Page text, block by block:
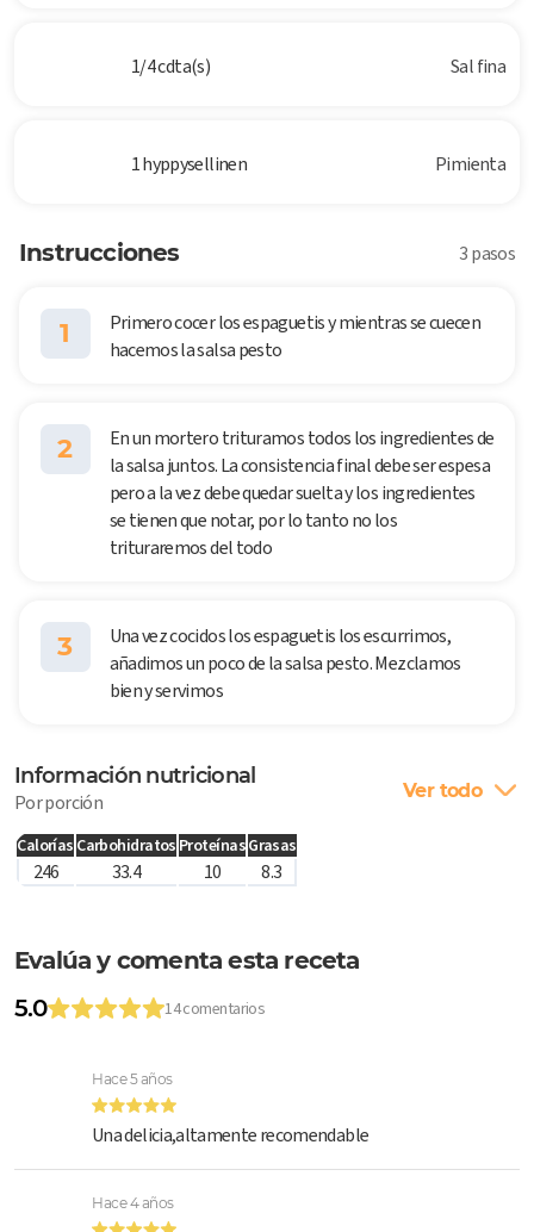
1/4 cdta(s) Sal fina
1 hyppysellinen Pimienta
Instrucciones 3 pasos
1
Primero cocer los espaguetis y mientras se cuecen
hacemos la salsa pesto
2
En un mortero trituramos todos los ingredientes de
la salsa juntos. La consistencia final debe ser espesa
pero a la vez debe quedar suelta y los ingredientes
se tienen que notar, por lo tanto no los
trituraremos del todo
3
Una vez cocidos los espaguetis los escurrimos,
añadimos un poco de la salsa pesto. Mezclamos
bien y servimos
Información nutricional
Por porción Ver todo
Calorías Carbohidratos ProteínasGrasas
246 33.4 10 8.3
Evalúa y comenta esta receta
5.0
14 comentarios
Hace 5 años
Una delicia,altamente recomendable
Hace 4 años